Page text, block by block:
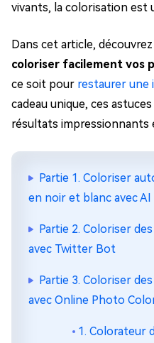
vivants, la colorisation est
Dans cet article,
coloriser facilement vos
ce soit pour restaurer une
cadeau unique, ces
résultats impressionnants
Partie 1. Coloriser
en noir et blanc avec
Partie 2. Coloriser
avec Twitter Bot
Partie 3. Coloriser
avec Online Photo
1. Colorateur